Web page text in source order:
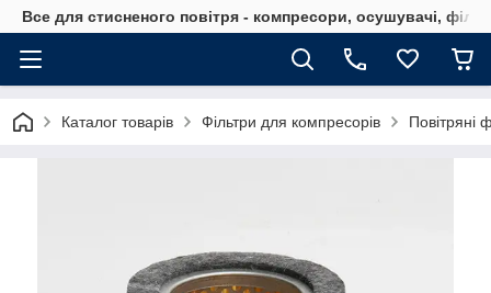
Все для стисненого повітря - компресори, осушувачі,
Каталог товарів Фільтри для компресорів Повітряні